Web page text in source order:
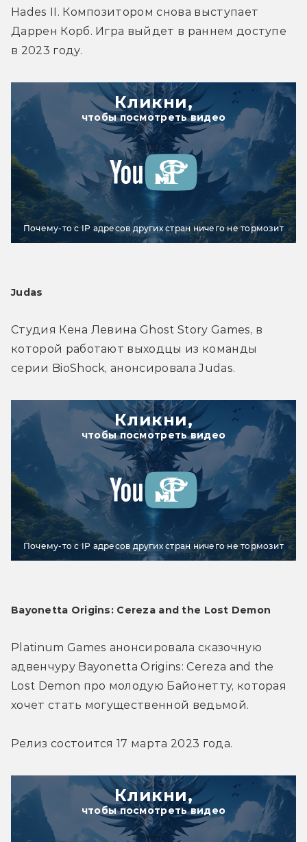
Hades II. Композитором снова выступает
Даррен Корб. Игра выйдет в раннем доступе
в 2023 году.
Кликни,
чтобы посмотреть видео
Почему-то с IP адресов других стран ничего не тормозит
Judas
Студия Кена Левина Ghost Story Games, в
которой работают выходцы из команды
серии BioShock, анонсировала Judas.
Кликни,
чтобы посмотреть видео
Почему-то с IP адресов других стран ничего не тормозит
Bayonetta Origins: Cereza and the Lost Demon
Platinum Games анонсировала сказочную
адвенчуру Bayonetta Origins: Cereza and the
Lost Demon про молодую Байонетту, которая
хочет стать могущественной ведьмой.
Релиз состоится 17 марта 2023 года.
Кликни,
чтобы посмотреть видео